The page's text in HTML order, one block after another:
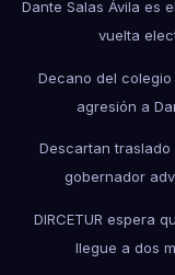
Dante Salas Ávila es
vuelta
Decano del
agresión a
Descartan traslado
gobernador
DIRCETUR espera
llegue a dos